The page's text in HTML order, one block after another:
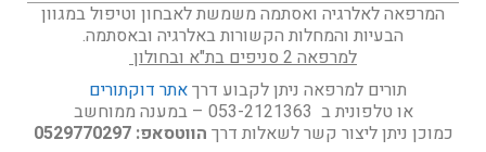
המרפאה לאלרגיה ואסתמה משמשת לאבחון וטיפול במגוון
הבעיות והמחלות הקשורות באלרגיה ובאסתמה.
למרפאה 2 סניפים בת"א ובחולון
תורים למרפאה ניתן לקבוע דרךאתר דוקתורים
או טלפונית ב 053-2121363 – במענה ממוחשב
כמוכן ניתן ליצור קשר לשאלות דרך הווטסאפ: 0529770297